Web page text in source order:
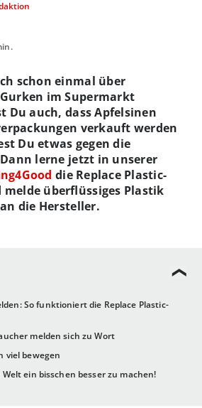
So funktioniert die Replace Plastic-
melden sich zu Wort
viel bewegen
Welt ein bisschen besser zu machen!
schon einmal über
im Supermarkt
Du auch, dass Apfelsinen
verkauft werden
Du etwas gegen die
lerne jetzt in unserer
die Replace Plastic-
überflüssiges Plastik
die Hersteller.